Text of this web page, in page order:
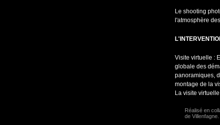
Le shooting
l'atmosphère
Visite virtuelle :
globale des
panoramiques,
montage de la
La visite
Réalisé en
de Villenfagne.